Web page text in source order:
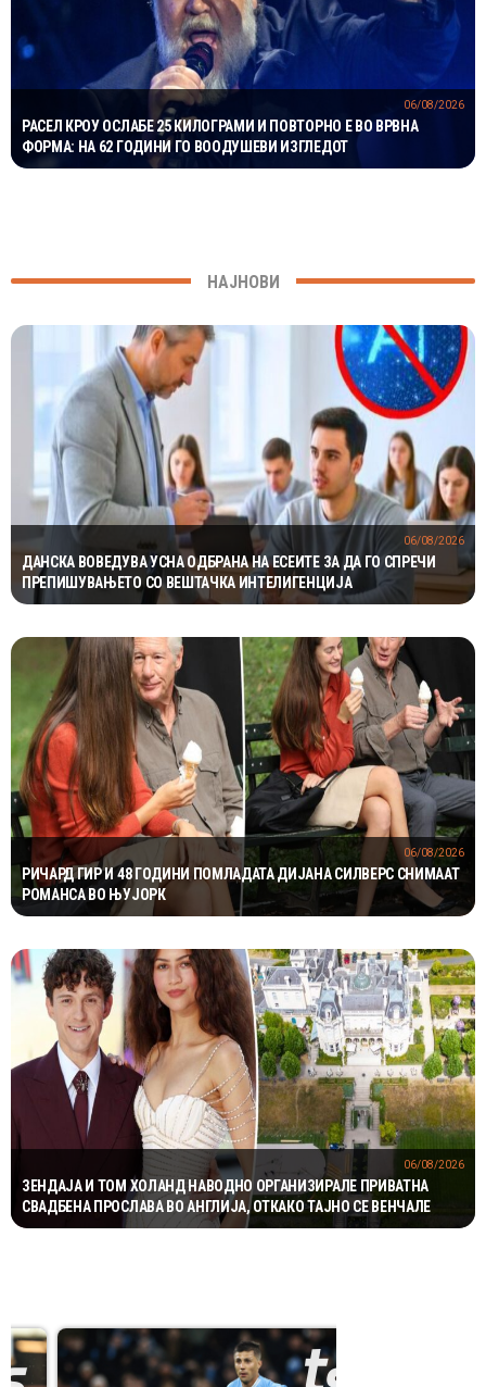
РАСЕЛ КРОУ ОСЛАБЕ 25 КИЛОГРАМИ И ПОВТОРНО Е ВО ВРВНА
ФОРМА: НА 62 ГОДИНИ ГО ВООДУШЕВИ ИЗГЛЕДОТ
06/08/2026
НАЈНОВИ
ДАНСКА ВОВЕДУВА УСНА ОДБРАНА НА ЕСЕИТЕ ЗА ДА ГО СПРЕЧИ
ПРЕПИШУВАЊЕТО СО ВЕШТАЧКА ИНТЕЛИГЕНЦИЈА
06/08/2026
РИЧАРД ГИР И 48 ГОДИНИ ПОМЛАДАТА ДИЈАНА СИЛВЕРС СНИМААТ
РОМАНСА ВО ЊУЈОРК
06/08/2026
ЗЕНДАЈА И ТОМ ХОЛАНД НАВОДНО ОРГАНИЗИРАЛЕ ПРИВАТНА
СВАДБЕНА ПРОСЛАВА ВО АНГЛИЈА, ОТКАКО ТАЈНО СЕ ВЕНЧАЛЕ
06/08/2026